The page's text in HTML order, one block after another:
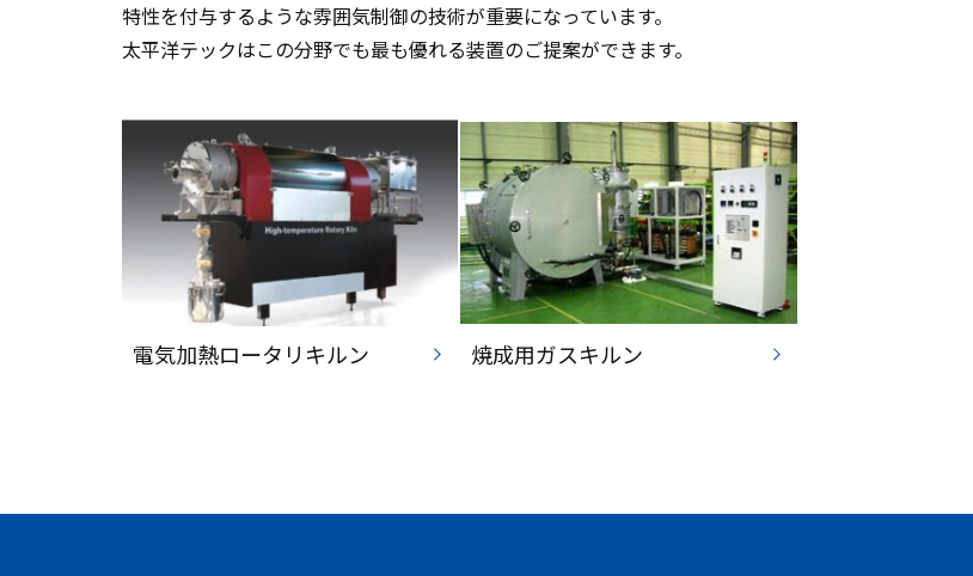
特性を付与するような雰囲気制御の技術が重要になっています。
太平洋テックはこの分野でも最も優れる装置のご提案ができます。
電気加熱ロータリキルン 焼成用ガスキルン